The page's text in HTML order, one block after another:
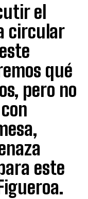
el
circular
qué
pero no
este